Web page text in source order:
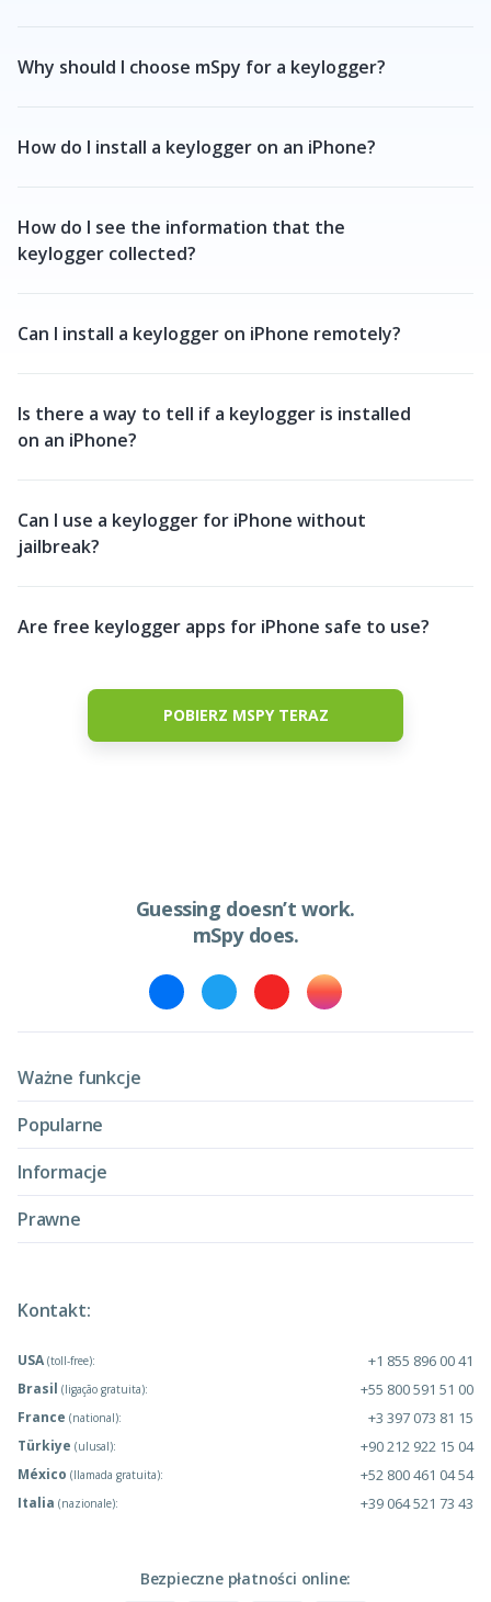
Why should I choose mSpy for a keylogger?
How do I install a keylogger on an iPhone?
How do I see the information that the
keylogger collected?
Can I install a keylogger on iPhone remotely?
Is there a way to tell if a keylogger is installed
on an iPhone?
Can I use a keylogger for iPhone without
jailbreak?
Are free keylogger apps for iPhone safe to use?
POBIERZ MSPY TERAZ
Guessing doesn’t work.
mSpy does.
Ważne funkcje
Popularne
Informacje
Prawne
Kontakt:
USA (toll-free): +1 855 896 00 41
Brasil (ligação gratuita): +55 800 591 51 00
France (national): +3 397 073 81 15
Türkiye (ulusal): +90 212 922 15 04
México (llamada gratuita): +52 800 461 04 54
Italia (nazionale): +39 064 521 73 43
Bezpieczne płatności online: